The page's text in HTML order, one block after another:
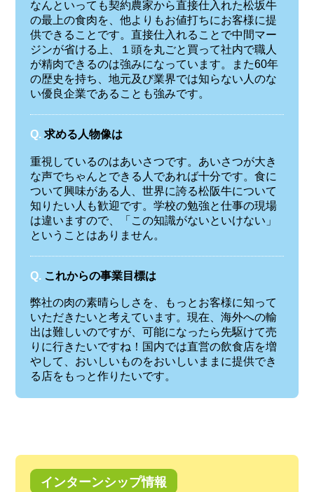
なんといっても契約農家から直接仕入れた松坂牛
の最上の食肉を、他よりもお値打ちにお客様に提
供できることです。直接仕入れることで中間マー
ジンが省ける上、１頭を丸ごと買って社内で職人
が精肉できるのは強みになっています。また60年
の歴史を持ち、地元及び業界では知らない人のな
い優良企業であることも強みです。
Q. 求める人物像は
重視しているのはあいさつです。あいさつが大き
な声でちゃんとできる人であれば十分です。食に
ついて興味がある人、世界に誇る松阪牛について
知りたい人も歓迎です。学校の勉強と仕事の現場
は違いますので、「この知識がないといけない」
ということはありません。
Q. これからの事業目標は
弊社の肉の素晴らしさを、もっとお客様に知って
いただきたいと考えています。現在、海外への輸
出は難しいのですが、可能になったら先駆けて売
りに行きたいですね！国内では直営の飲食店を増
やして、おいしいものをおいしいままに提供でき
る店をもっと作りたいです。
インターンシップ情報